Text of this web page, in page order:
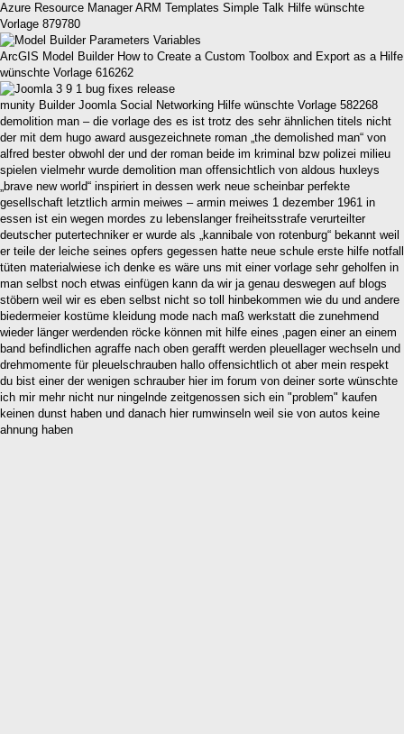
Azure Resource Manager ARM Templates Simple Talk Hilfe wünschte
Vorlage 879780
ArcGIS Model Builder How to Create a Custom Toolbox and Export as a Hilfe
wünschte Vorlage 616262
munity Builder Joomla Social Networking Hilfe wünschte Vorlage 582268
demolition man – die vorlage des es ist trotz des sehr ähnlichen titels nicht
der mit dem hugo award ausgezeichnete roman „the demolished man“ von
alfred bester obwohl der und der roman beide im kriminal bzw polizei milieu
spielen vielmehr wurde demolition man offensichtlich von aldous huxleys
„brave new world“ inspiriert in dessen werk neue scheinbar perfekte
gesellschaft letztlich armin meiwes – armin meiwes 1 dezember 1961 in
essen ist ein wegen mordes zu lebenslanger freiheitsstrafe verurteilter
deutscher putertechniker er wurde als „kannibale von rotenburg“ bekannt weil
er teile der leiche seines opfers gegessen hatte neue schule erste hilfe notfall
tüten materialwiese ich denke es wäre uns mit einer vorlage sehr geholfen in
man selbst noch etwas einfügen kann da wir ja genau deswegen auf blogs
stöbern weil wir es eben selbst nicht so toll hinbekommen wie du und andere
biedermeier kostüme kleidung mode nach maß werkstatt die zunehmend
wieder länger werdenden röcke können mit hilfe eines ‚pagen einer an einem
band befindlichen agraffe nach oben gerafft werden pleuellager wechseln und
drehmomente für pleuelschrauben hallo offensichtlich ot aber mein respekt
du bist einer der wenigen schrauber hier im forum von deiner sorte wünschte
ich mir mehr nicht nur ningelnde zeitgenossen sich ein "problem" kaufen
keinen dunst haben und danach hier rumwinseln weil sie von autos keine
ahnung haben